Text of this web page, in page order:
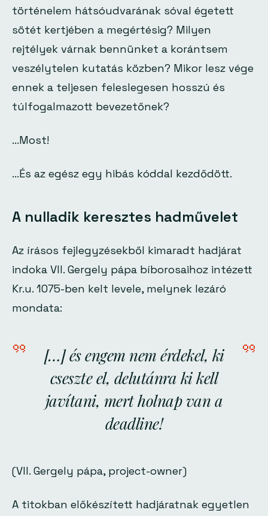
történelem hátsóudvarának sóval égetett
sötét kertjében a megértésig? Milyen
rejtélyek várnak bennünket a korántsem
veszélytelen kutatás közben? Mikor lesz vége
ennek a teljesen feleslegesen hosszú és
túlfogalmazott bevezetőnek?
…Most!
…És az egész egy hibás kóddal kezdődött.
A nulladik keresztes hadművelet
Az írásos fejlegyzésekből kimaradt hadjárat
indoka VII. Gergely pápa bíborosaihoz intézett
Kr.u. 1075-ben kelt levele, melynek lezáró
mondata:
[…] és engem nem érdekel, ki
cseszte el, delutánra ki kell
javítani, mert holnap van a
deadline!
(VII. Gergely pápa, project-owner)
A titokban előkészített hadjáratnak egyetlen